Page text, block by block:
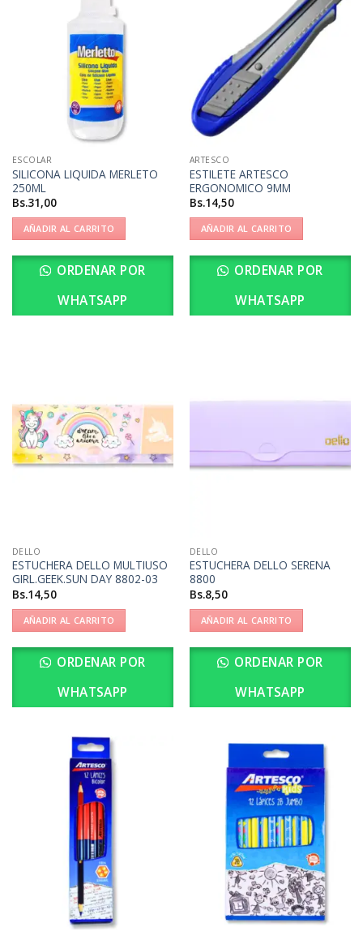
ESCOLAR
SILICONA LIQUIDA MERLETO
250ML
Bs.31,00
AÑADIR AL CARRITO
ORDENAR POR
WHATSAPP
ARTESCO
ESTILETE ARTESCO
ERGONOMICO 9MM
Bs.14,50
AÑADIR AL CARRITO
ORDENAR POR
WHATSAPP
DELLO
ESTUCHERA DELLO MULTIUSO
GIRL.GEEK.SUN DAY 8802-03
Bs.14,50
AÑADIR AL CARRITO
ORDENAR POR
WHATSAPP
DELLO
ESTUCHERA DELLO SERENA
8800
Bs.8,50
AÑADIR AL CARRITO
ORDENAR POR
WHATSAPP